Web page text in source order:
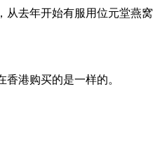
从去年开始有服用位元堂燕
港购买的是一样的。